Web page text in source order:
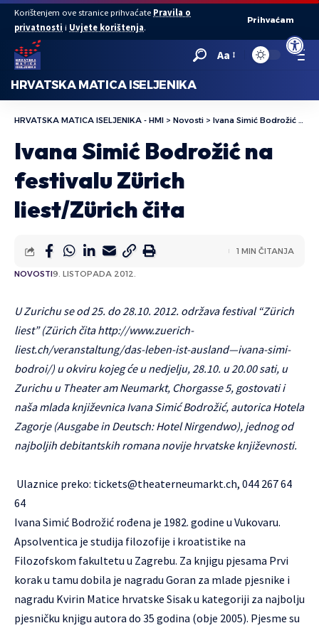
Open
Korištenjem ove stranice prihvaćate Pravila o
privatnosti i Uvjete korištenja.
Prihvaćam
Aa
HRVATSKA MATICA ISELJENIKA
HRVATSKA MATICA ISELJENIKA - HMI > Novosti > Ivana Simić Bodrožić na festivalu Zürich liest/Zürich čita
Ivana Simić Bodrožić na
festivalu Zürich
liest/Zürich čita
NOVOSTI9. LISTOPADA 2012.
1 MIN ČITANJA
U Zurichu se od 25. do 28.10. 2012. održava festival “Zürich
liest” (Zürich čitahttp://www.zuerich-
liest.ch/veranstaltung/das-leben-ist-ausland—ivana-simi-
bodroi/) u okviru kojeg će u nedjelju, 28.10. u 20.00 sati, u
Zurichu u Theater am Neumarkt, Chorgasse 5, gostovati i
naša mlada književnica Ivana Simić Bodrožić, autorica Hotela
Zagorje (Ausgabe in Deutsch: Hotel Nirgendwo), jednog od
najboljih debitantskih romana novije hrvatske književnosti.
Ulaznice preko: tickets@theaterneumarkt.ch, 044 267 64
64
Ivana Simić Bodrožić rođena je 1982. godine u Vukovaru.
Apsolventica je studija filozofije i kroatistike na
Filozofskom fakultetu u Zagrebu. Za knjigu pjesama Prvi
korak u tamu dobila je nagradu Goran za mlade pjesnike i
nagradu Kvirin Matice hrvatske Sisak u kategoriji za najbolju
pjesničku knjigu autora do 35 godina (obje 2005). Pjesme su